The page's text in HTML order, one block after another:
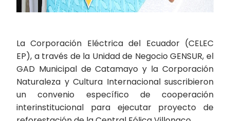
La Corporación Eléctrica del Ecuador (CELEC
EP), a través de la Unidad de Negocio GENSUR, el
GAD Municipal de Catamayo y la Corporación
Naturaleza y Cultura Internacional suscribieron
un convenio específico de cooperación
interinstitucional para ejecutar proyecto de